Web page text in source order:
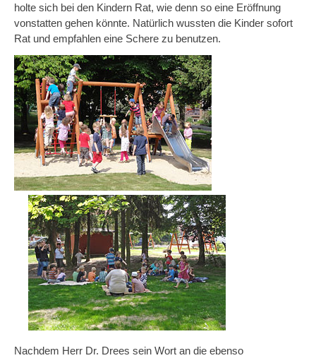
holte sich bei den Kindern Rat, wie denn so eine Eröffnung
vonstatten gehen könnte. Natürlich wussten die Kinder sofort
Rat und empfahlen eine Schere zu benutzen.
Nachdem Herr Dr. Drees sein Wort an die ebenso